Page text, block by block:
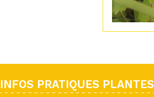
INFOS PRATIQUES PLANTES